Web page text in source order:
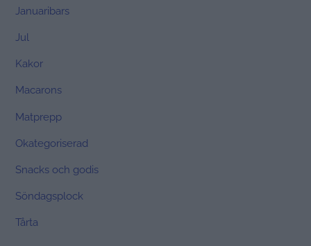
Januaribars
Jul
Kakor
Macarons
Matprepp
Okategoriserad
Snacks och godis
Söndagsplock
Tårta